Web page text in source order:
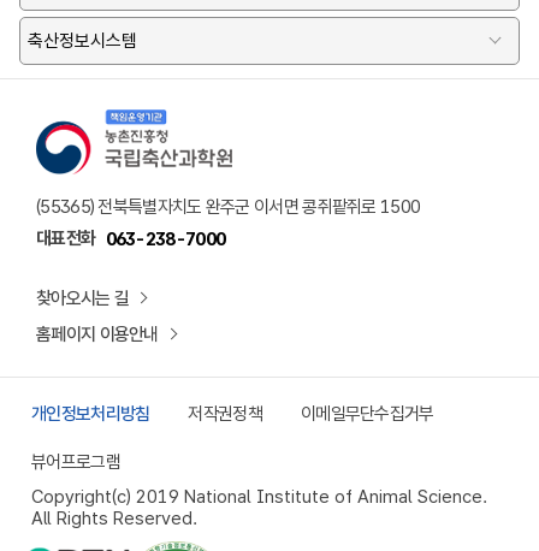
축산정보시스템
(55365) 전북특별자치도 완주군 이서면 콩쥐팥쥐로 1500
대표전화 063-238-7000
찾아오시는 길
홈페이지 이용안내
개인정보처리방침 저작권정책 이메일무단수집거부
뷰어프로그램
Copyright(c) 2019 National Institute of Animal Science.
All Rights Reserved.